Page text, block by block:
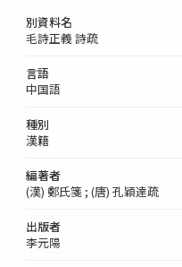
別資料名
毛詩正義 詩疏
言語
中国語
種別
漢籍
編著者
(漢) 鄭氏箋 ; (唐) 孔穎達疏
出版者
李元陽